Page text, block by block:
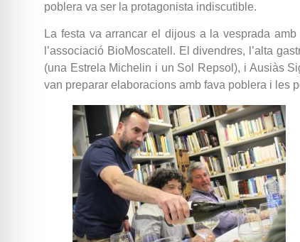
poblera va ser la protagonista indiscutible.
La festa va arrancar el dijous a la vesprada
l’associació BioMoscatell. El divendres, l’alta
(una Estrela Michelin i un Sol Repsol), i Ausiàs
van preparar elaboracions amb fava poblera i les